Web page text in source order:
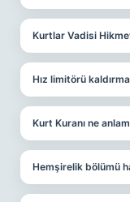
Kurtlar Vadisi
Hız limitörü kaldırma
Kurt Kuranı ne
Hemşirelik bölümü